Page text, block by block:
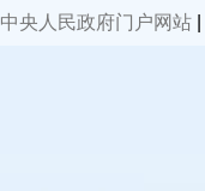
中央人民政府门户网站